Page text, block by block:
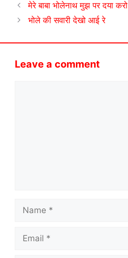
मेरे बाबा भोलेनाथ मुझ पर दया करो
भोले की सवारी देखो आई रे
Leave a comment
Name
Email